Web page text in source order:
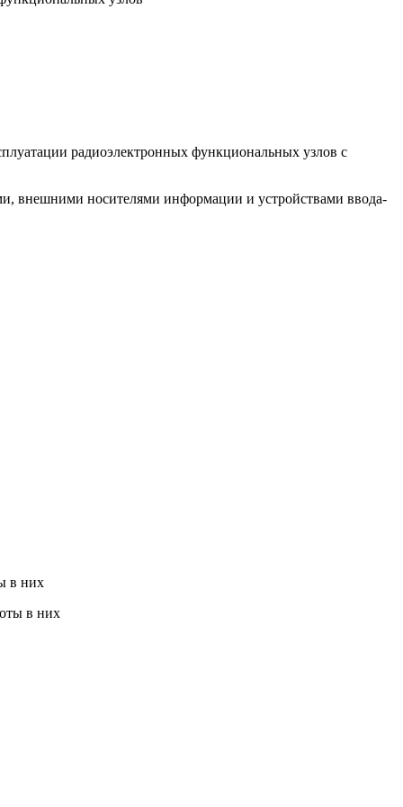
радиоэлектронных функциональных узлов с
внешними носителями информации и устройствами ввода-
в них
в них